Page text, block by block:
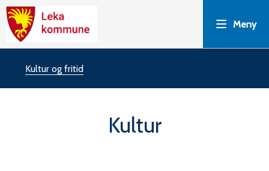
e
Meny
Du
Kultur og fritid
Kultur